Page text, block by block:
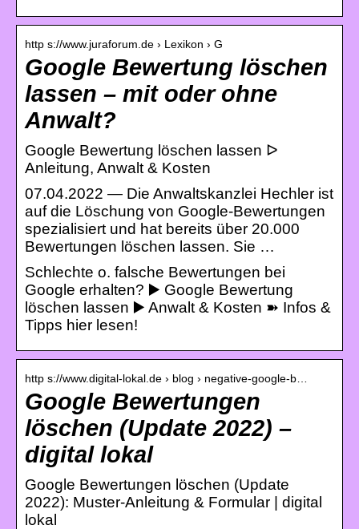
http s://www.juraforum.de › Lexikon › G
Google Bewertung löschen
lassen – mit oder ohne
Anwalt?
Google Bewertung löschen lassen ᐅ
Anleitung, Anwalt & Kosten
07.04.2022 — Die Anwaltskanzlei Hechler ist
auf die Löschung von Google-Bewertungen
spezialisiert und hat bereits über 20.000
Bewertungen löschen lassen. Sie …
Schlechte o. falsche Bewertungen bei
Google erhalten? ▶️ Google Bewertung
löschen lassen ▶️ Anwalt & Kosten ➽ Infos &
Tipps hier lesen!
http s://www.digital-lokal.de › blog › negative-google-b…
Google Bewertungen
löschen (Update 2022) –
digital lokal
Google Bewertungen löschen (Update
2022): Muster-Anleitung & Formular | digital
lokal